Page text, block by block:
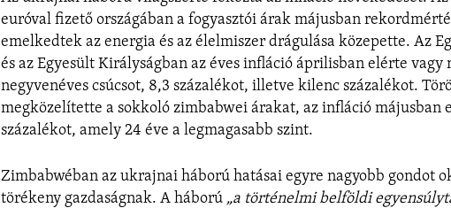
euróval fizető országában a fogyasztói árak májusban
emelkedtek az energia és az élelmiszer drágulása közepette. Az
és az Egyesült Királyságban az éves infláció áprilisban elérte vagy
negyvenéves csúcsot, 8,3 százalékot, illetve kilenc százalékot.
megközelítette a sokkoló zimbabwei árakat, az infláció májusban
százalékot, amely 24 éve a legmagasabb szint.
Zimbabwéban az ukrajnai háború hatásai egyre nagyobb gondot
törékeny gazdaságnak. A háború „a történelmi belföldi